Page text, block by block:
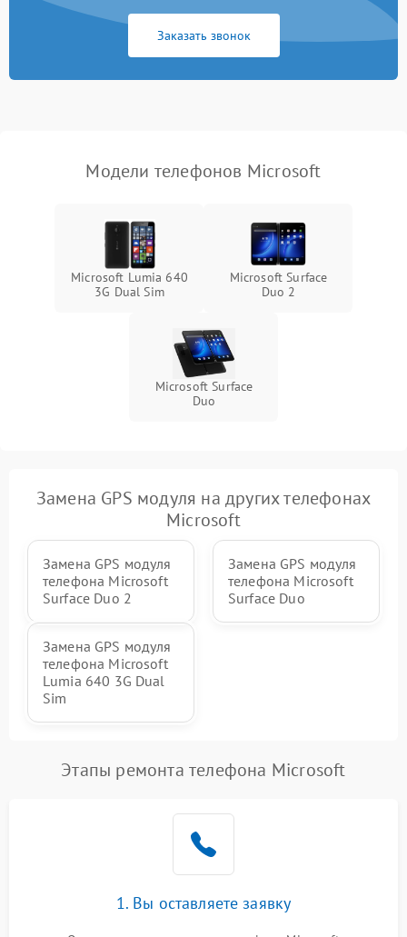
Заказать звонок
Модели телефонов Microsoft
Microsoft Lumia 640
3G Dual Sim
Microsoft Surface
Duo 2
Microsoft Surface
Duo
Замена GPS модуля на других телефонах
Microsoft
Замена GPS модуля
телефона Microsoft
Surface Duo 2
Замена GPS модуля
телефона Microsoft
Surface Duo
Замена GPS модуля
телефона Microsoft
Lumia 640 3G Dual
Sim
Этапы ремонта телефона Microsoft
1. Вы оставляете заявку